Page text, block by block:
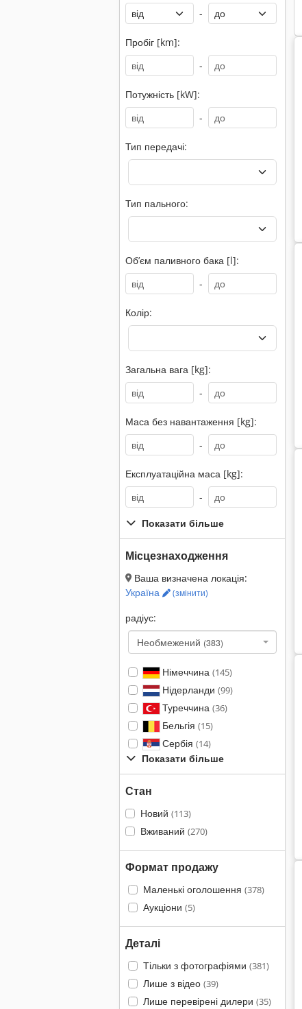
-
Пробіг [km]:
-
Потужність [kW]:
-
Тип передачі:
Тип пального:
Обʼєм паливного бака [l]:
-
Колір:
Загальна вага [kg]:
-
Маса без навантаження [kg]:
-
Експлуатаційна маса [kg]:
-
Показати більше
Місцезнаходження
Ваша визначена локація:
Україна
(змінити)
радіус:
Необмежений (383)
Німеччина (145)
Нідерланди (99)
Туреччина (36)
Бельгія (15)
Сербія (14)
Показати більше
Стан
Новий (113)
Вживаний (270)
Формат продажу
Маленькі оголошення (378)
Аукціони (5)
Деталі
Тільки з фотографіями (381)
Лише з відео (39)
Лише перевірені дилери (35)
Hitachi Міні Екскаватор